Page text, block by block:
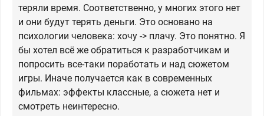
теряли время. Соответственно, у многих этого нет
и они будут терять деньги. Это основано на
психологии человека: хочу -> плачу. Это понятно. Я
бы хотел всё же обратиться к разработчикам и
попросить все-таки поработать и над сюжетом
игры. Иначе получается как в современных
фильмах: эффекты классные, а сюжета нет и
смотреть неинтересно.